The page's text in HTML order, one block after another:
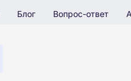
Блог Вопрос-ответ